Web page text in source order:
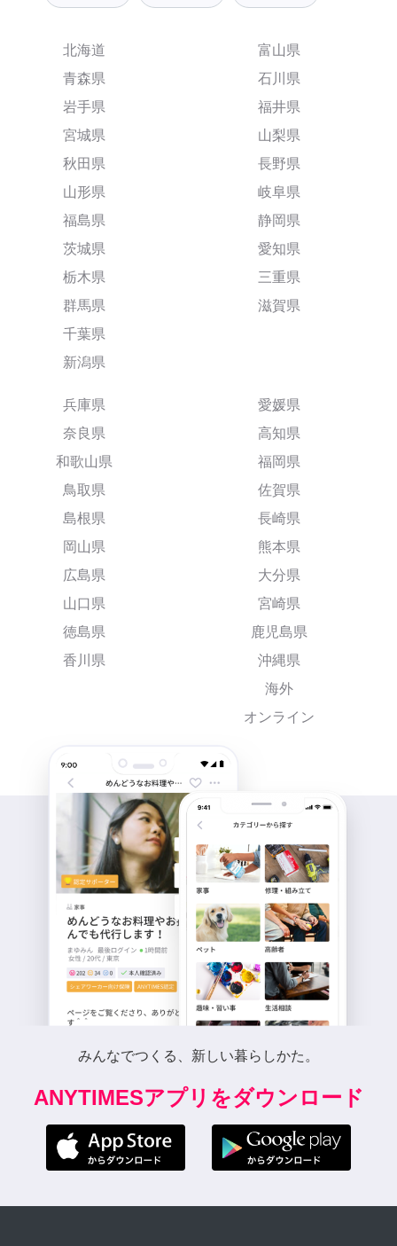
北海道
青森県
岩手県
宮城県
秋田県
山形県
福島県
茨城県
栃木県
群馬県
千葉県
新潟県
富山県
石川県
福井県
山梨県
長野県
岐阜県
静岡県
愛知県
三重県
滋賀県
兵庫県
奈良県
和歌山県
鳥取県
島根県
岡山県
広島県
山口県
徳島県
香川県
愛媛県
高知県
福岡県
佐賀県
長崎県
熊本県
大分県
宮崎県
鹿児島県
沖縄県
海外
オンライン
みんなでつくる、新しい暮らしかた。
ANYTIMESアプリをダウンロード